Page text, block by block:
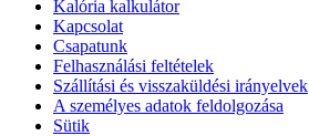
Kalória kalkulátor
Kapcsolat
Csapatunk
Felhasználási feltételek
Szállítási és visszaküldési irányelvek
A személyes adatok feldolgozása
Sütik